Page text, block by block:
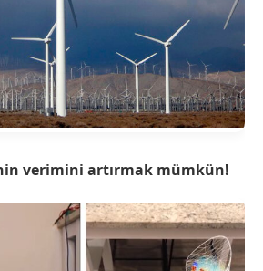
verimini artırmak mümkün!